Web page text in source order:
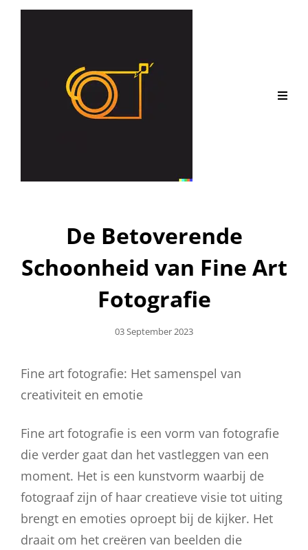
De Betoverende
Schoonheid van Fine Art
Fotografie
Geplaatst
03 September 2023
Fine art fotografie: Het samenspel van
creativiteit en emotie
Fine art fotografie is een vorm van fotografie
die verder gaat dan het vastleggen van een
moment. Het is een kunstvorm waarbij de
fotograaf zijn of haar creatieve visie tot uiting
brengt en emoties oproept bij de kijker. Het
draait om het creëren van beelden die